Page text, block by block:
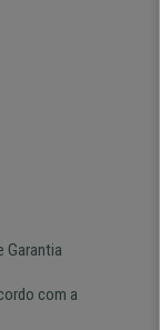
Garantia
com a